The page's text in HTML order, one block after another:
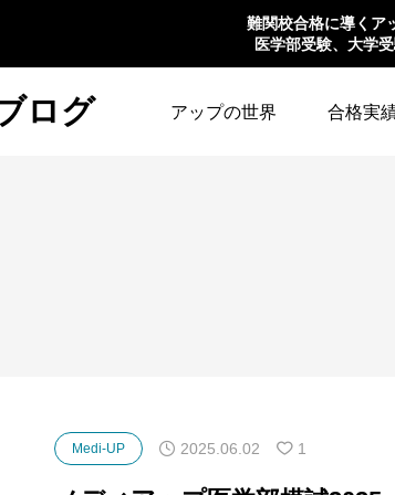
難関校合格に導くア
医学部受験、大学
ログ アップの世界 合格実
Medi-UP 2025.06.02 1